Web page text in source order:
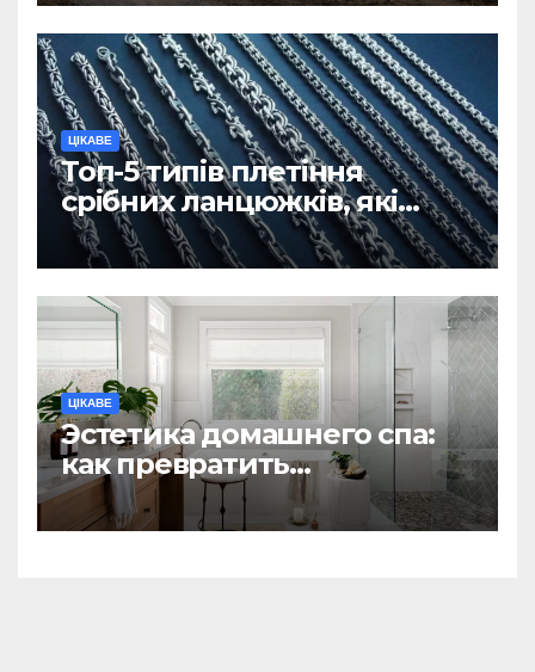
ЦІКАВЕ
Топ-5 типів плетіння
срібних ланцюжків, які
вважаються
найнадійнішими
ЦІКАВЕ
Эстетика домашнего спа:
как превратить
ежедневную гигиену в
восстанавливающий